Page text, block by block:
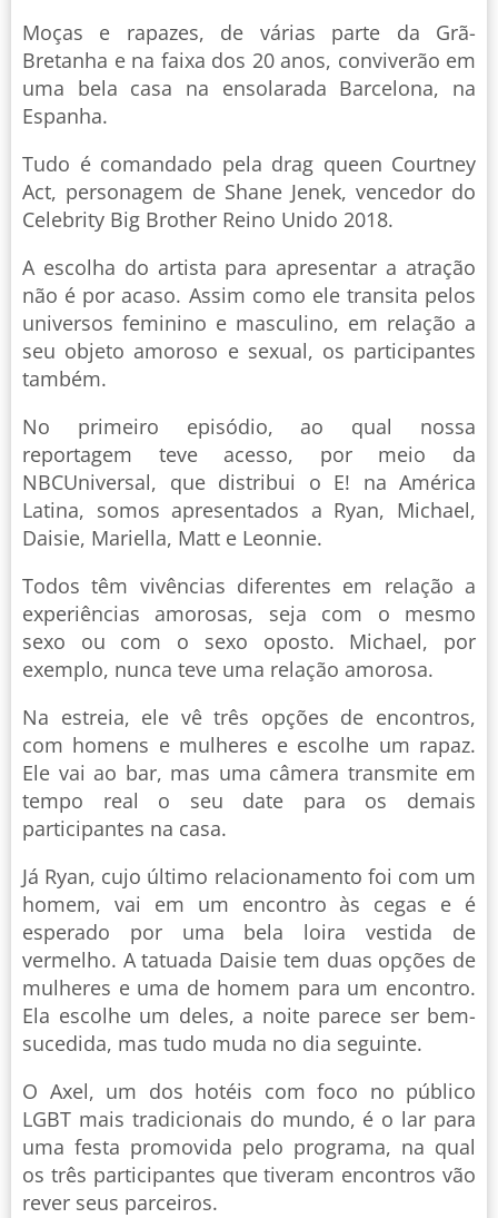
Moças e rapazes, de várias parte da Grã-
Bretanha e na faixa dos 20 anos, conviverão em
uma bela casa na ensolarada Barcelona, na
Espanha.
Tudo é comandado pela drag queen Courtney
Act, personagem de Shane Jenek, vencedor do
Celebrity Big Brother Reino Unido 2018.
A escolha do artista para apresentar a atração
não é por acaso. Assim como ele transita pelos
universos feminino e masculino, em relação a
seu objeto amoroso e sexual, os participantes
também.
No primeiro episódio, ao qual nossa
reportagem teve acesso, por meio da
NBCUniversal, que distribui o E! na América
Latina, somos apresentados a Ryan, Michael,
Daisie, Mariella, Matt e Leonnie.
Todos têm vivências diferentes em relação a
experiências amorosas, seja com o mesmo
sexo ou com o sexo oposto. Michael, por
exemplo, nunca teve uma relação amorosa.
Na estreia, ele vê três opções de encontros,
com homens e mulheres e escolhe um rapaz.
Ele vai ao bar, mas uma câmera transmite em
tempo real o seu date para os demais
participantes na casa.
Já Ryan, cujo último relacionamento foi com um
homem, vai em um encontro às cegas e é
esperado por uma bela loira vestida de
vermelho. A tatuada Daisie tem duas opções de
mulheres e uma de homem para um encontro.
Ela escolhe um deles, a noite parece ser bem-
sucedida, mas tudo muda no dia seguinte.
O Axel, um dos hotéis com foco no público
LGBT mais tradicionais do mundo, é o lar para
uma festa promovida pelo programa, na qual
os três participantes que tiveram encontros vão
rever seus parceiros.